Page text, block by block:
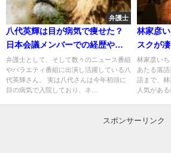
弁護士
八代英輝は目が病気で痩せた？
日本会議メンバーでの経歴や父
親について！
弁護士として、そして数々のニュース番組
やバラエティ番組に出演し活躍している八
代英輝さん。 実は八代さんは今年初頭に
目の病気で入院しており、ネ...
林家彦
スクが
因は嫌
林家彦い
あたる落
語まで、
人気があ
スポンサーリンク